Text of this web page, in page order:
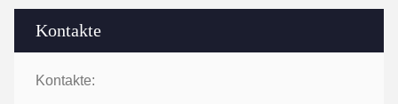
6:40 AM